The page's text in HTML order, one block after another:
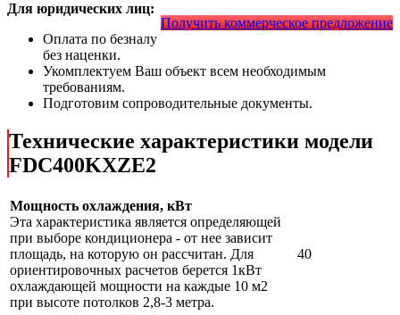
Получить коммерческое предложение
Для юридических лиц:
Оплата по безналу
без наценки.
Укомплектуем Ваш объект всем необходимым
требованиям.
Подготовим сопроводительные документы.
Технические характеристики модели
FDC400KXZE2
Мощность охлаждения, кВт
Эта характеристика является определяющей
при выборе кондиционера - от нее зависит
площадь, на которую он рассчитан. Для
ориентировочных расчетов берется 1кВт
охлаждающей мощности на каждые 10 м2
при высоте потолков 2,8-3 метра.
40